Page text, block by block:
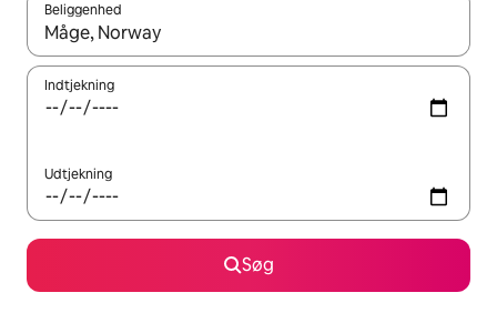
Beliggenhed
Når resultaterne er tilgængelige, skal du navigere med
Indtjekning
Udtjekning
Søg